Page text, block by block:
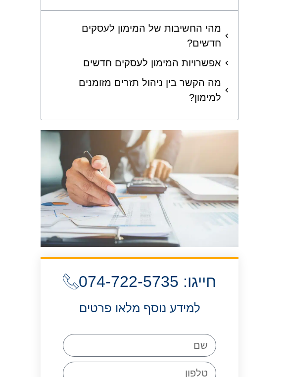
מהי החשיבות של המימון לעסקים
חדשים?
אפשרויות המימון לעסקים חדשים
מה הקשר בין ניהול תזרים מזומנים
למימון?
חייגו: 074-722-5735
למידע נוסף מלאו פרטים